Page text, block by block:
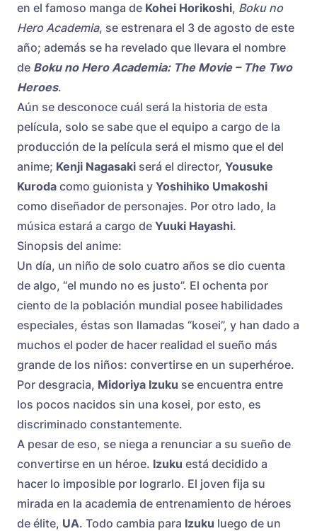
en el famoso manga de Kohei Horikoshi, Boku no
Hero Academia, se estrenara el 3 de agosto de este
año; además se ha revelado que llevara el nombre
de Boku no Hero Academia: The Movie – The Two
Heroes.
Aún se desconoce cuál será la historia de esta
película, solo se sabe que el equipo a cargo de la
producción de la película será el mismo que el del
anime; Kenji Nagasaki será el director, Yousuke
Kuroda como guionista y Yoshihiko Umakoshi
como diseñador de personajes. Por otro lado, la
música estará a cargo de Yuuki Hayashi.
Sinopsis del anime:
Un día, un niño de solo cuatro años se dio cuenta
de algo, “el mundo no es justo”. El ochenta por
ciento de la población mundial posee habilidades
especiales, éstas son llamadas “kosei”, y han dado a
muchos el poder de hacer realidad el sueño más
grande de los niños: convertirse en un superhéroe.
Por desgracia, Midoriya Izuku se encuentra entre
los pocos nacidos sin una kosei, por esto, es
discriminado constantemente.
A pesar de eso, se niega a renunciar a su sueño de
convertirse en un héroe. Izuku está decidido a
hacer lo imposible por lograrlo. El joven fija su
mirada en la academia de entrenamiento de héroes
de élite, UA. Todo cambia para Izuku luego de un